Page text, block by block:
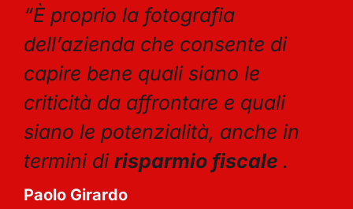
“È proprio la fotografia
dell’azienda che consente di
capire bene quali siano le
criticità da affrontare e quali
siano le potenzialità, anche in
termini di risparmio fiscale .
Paolo Girardo